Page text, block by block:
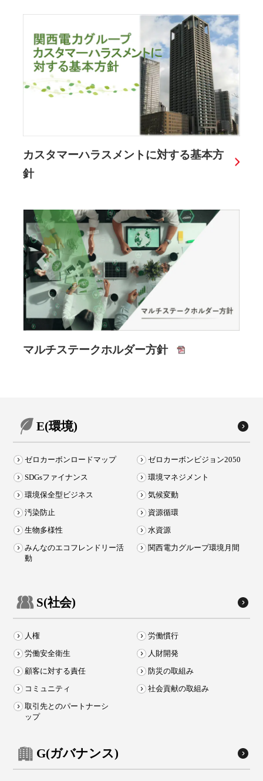
カスタマーハラスメントに対する基本方
針
マルチステークホルダー方針
E(環境)
ゼロカーボンロードマップ ゼロカーボンビジョン2050
SDGsファイナンス 環境マネジメント
環境保全型ビジネス 気候変動
汚染防止 資源循環
生物多様性 水資源
みんなのエコフレンドリー活
動
関西電力グループ環境月間
S(社会)
人権 労働慣行
労働安全衛生 人財開発
顧客に対する責任 防災の取組み
コミュニティ 社会貢献の取組み
取引先とのパートナーシ
ップ
G(ガバナンス)